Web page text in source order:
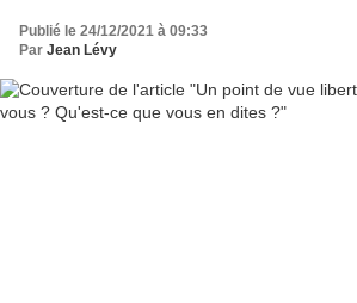
Publié le 24/12/2021 à 09:33
Par Jean Lévy